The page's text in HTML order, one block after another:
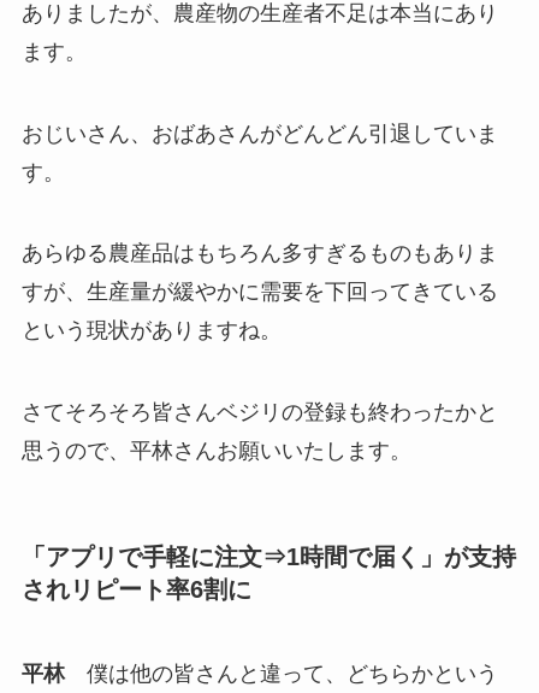
ありましたが、農産物の生産者不足は本当にあり
ます。
おじいさん、おばあさんがどんどん引退していま
す。
あらゆる農産品はもちろん多すぎるものもありま
すが、生産量が緩やかに需要を下回ってきている
という現状がありますね。
さてそろそろ皆さんベジリの登録も終わったかと
思うので、平林さんお願いいたします。
「アプリで手軽に注文⇒1時間で届く」が支持
されリピート率6割に
平林僕は他の皆さんと違って、どちらかという